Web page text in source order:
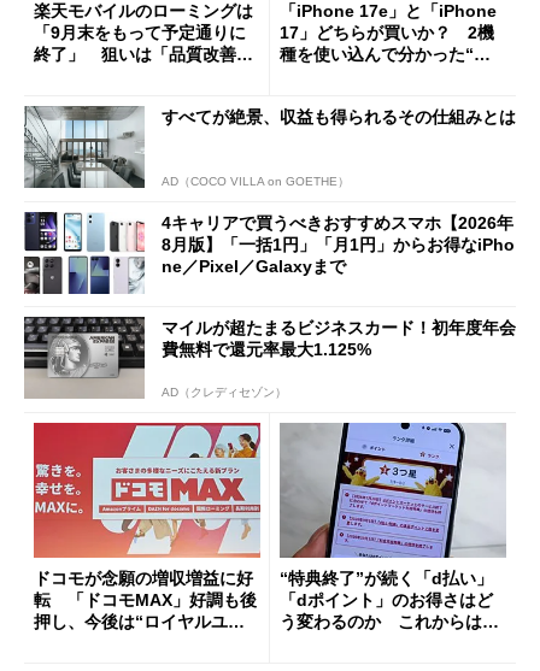
楽天モバイルのローミングは
「9月末をもって予定通りに
終了」 狙いは「品質改善」
も
「iPhone 17e」と「iPhone
17」どちらが買いか？ 2機
種を使い込んで分かった“ス
すべてが絶景、収益も得られるその仕組みとは
AD（COCO VILLA on GOETHE）
4キャリアで買うべきおすすめスマホ【2026年
8月版】「一括1円」「月1円」からお得なiPho
ne／Pixel／Galaxyまで
マイルが超たまるビジネスカード！初年度年会
費無料で還元率最大1.125%
AD（クレディセゾン）
ドコモが念願の増収増益に好
転 「ドコモMAX」好調も後
押し、今後は“ロイヤルユー
“特典終了”が続く「d払い」
「dポイント」のお得さはど
う変わるのか これからは